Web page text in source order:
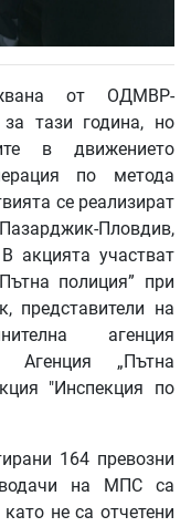
от ОДМВР-
тази година, но
в движението
по метода
се реализират
Пловдив,
акцията участват
полиция” при
представители на
агенция
Агенция „Пътна
"Инспекция по
164 превозни
на МПС са
не са отчетени